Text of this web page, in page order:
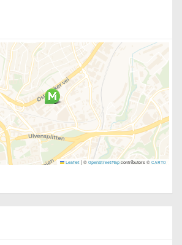
kveldstid 21:00.
om dagen med spill der man kan spille mot andre i
over 4,5 dager.
Beach Apartments, et hotell som ligger 10
Sirocco Club De Padel hvor vi spiller padel & spiser
med mulighet for eget soverom, å reiser du
du skal bo med. Reiser du sammen med noen
setter vi dere på samme rom. Ønsker du å
som er nyoppusset så er dette mulig mot et
mer info og bilder av rommene.
Leaflet |© OpenStreetMap contributors © CARTO